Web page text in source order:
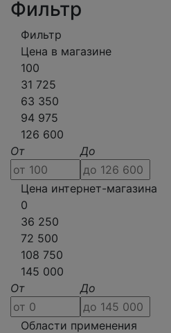
Фильтр
Фильтр
Цена в магазине
100
31 725
63 350
94 975
126 600
От
До
Цена интернет-магазина
0
36 250
72 500
108 750
145 000
От
До
Области применения